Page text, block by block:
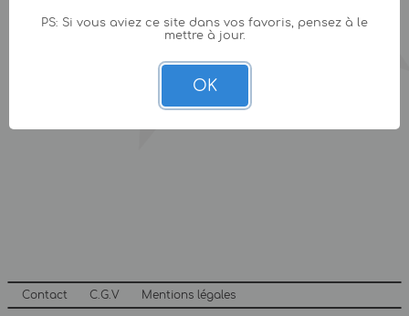
Contact C.G.V Mentions légales
PS: Si vous aviez ce site dans vos favoris, pensez à le
mettre à jour.
OK